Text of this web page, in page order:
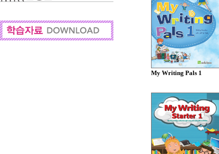
My Writing Pals 1